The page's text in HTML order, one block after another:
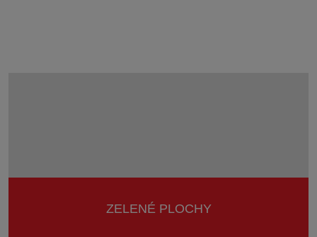
ZELENÉ PLOCHY